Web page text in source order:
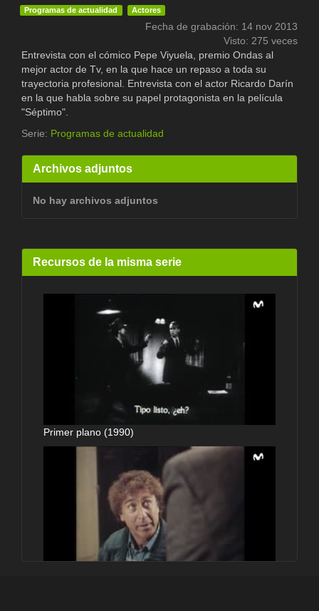
Programas de actualidad Actores
Fecha de grabación: 14 nov 2013
Visto: 275 veces
Entrevista con el cómico Pepe Viyuela, premio Ondas al
mejor actor de Tv, en la que hace un repaso a toda su
trayectoria profesional. Entrevista con el actor Ricardo Darín
en la que habla sobre su papel protagonista en la película
"Séptimo".
Serie: Programas de actualidad
Archivos adjuntos
No hay archivos adjuntos
Recursos de la misma serie
Primer plano (1990)